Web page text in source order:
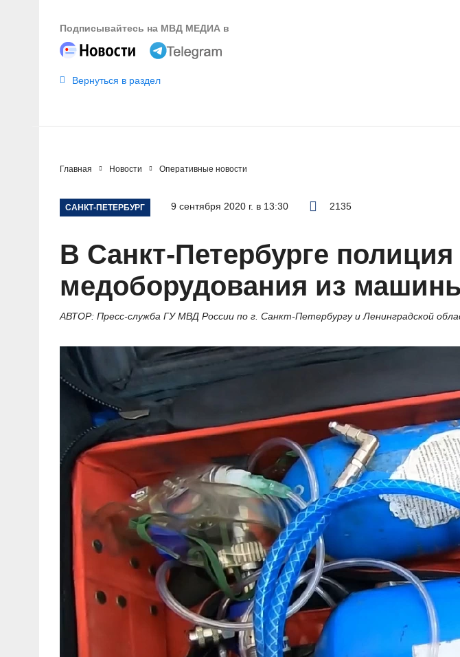
Подписывайтесь на МВД МЕДИА в
Вернуться в раздел
Главная Новости Оперативные новости
САНКТ-ПЕТЕРБУРГ 9 сентября 2020 г. в 13:30 2135
В Санкт-Петербурге
медоборудования из
АВТОР: Пресс-служба ГУ МВД России по г. Санкт-Петербургу и Ленинградской